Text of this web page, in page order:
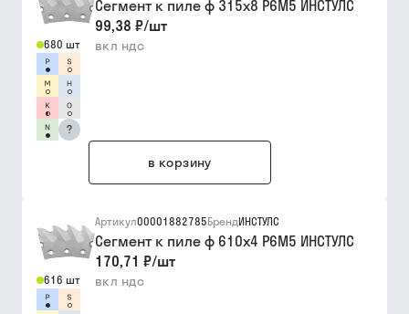
680 шт
?
Сегмент к пиле ф 315х8 Р6М5 ИНСТУЛС
99,38 ₽/шт
вкл ндс
в корзину
616 шт
Артикул00001882785БрендИНСТУЛС
Сегмент к пиле ф 610х4 Р6М5 ИНСТУЛС
170,71 ₽/шт
вкл ндс